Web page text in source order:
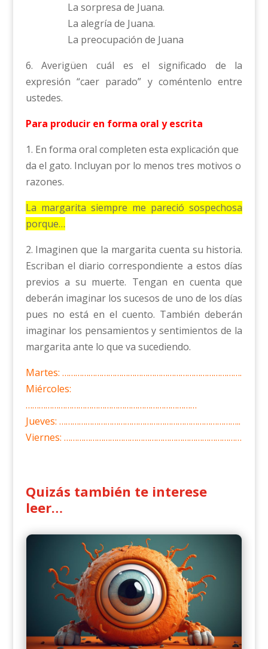
La sorpresa de Juana.
La alegría de Juana.
La preocupación de Juana
6. Averigüen cuál es el significado de la
expresión “caer parado” y coméntenlo entre
ustedes.
Para producir en forma oral y escrita
1. En forma oral completen esta explicación que
da el gato. Incluyan por lo menos tres motivos o
razones.
La margarita siempre me pareció sospechosa
porque…
2. Imaginen que la margarita cuenta su historia.
Escriban el diario correspondiente a estos días
previos a su muerte. Tengan en cuenta que
deberán imaginar los sucesos de uno de los días
pues no está en el cuento. También deberán
imaginar los pensamientos y sentimientos de la
margarita ante lo que va sucediendo.
Martes: ……………………………………………………………………….
Miércoles:
……………………………………………………………………
Jueves: ………………………………………………………………………..
Viernes: ………………………………………………………………………
Quizás también te interese
leer…